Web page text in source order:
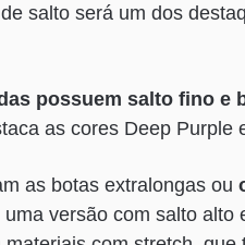
salto será um dos
possuem salto fino e
as cores Deep Purple
as botas extralongas ou
versão com salto alto